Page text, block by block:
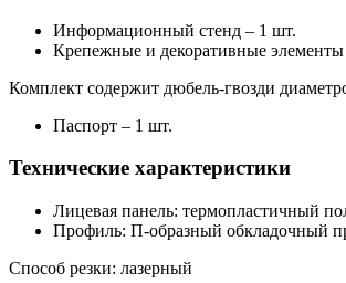
Информационный стенд – 1 шт.
Крепежные и декоративные элементы
Комплект содержит дюбель-гвозди
Паспорт – 1 шт.
Технические характеристики
Лицевая панель: термопластичный
Профиль: П-образный обкладочный
Способ резки: лазерный